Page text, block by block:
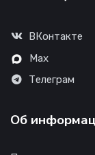
ВКонтакте
Max
Телеграм
Об